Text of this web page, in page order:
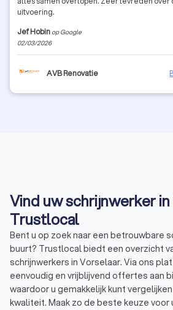
uitvoering.
Jef Hobin op Google
02/03/2026
AVB Renovatie
Vind uw schrijnwerker
Trustlocal
Bent u op zoek naar een betrouwbare
buurt? Trustlocal biedt een overzicht
schrijnwerkers in Vorselaar. Via ons
eenvoudig en vrijblijvend offertes aan
waardoor u gemakkelijk kunt
kwaliteit. Maak zo de beste keuze voor